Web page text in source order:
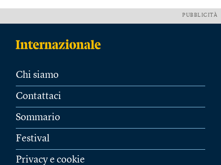
PUBBLICITÀ
Chi siamo
Contattaci
Sommario
Festival
Privacy e cookie